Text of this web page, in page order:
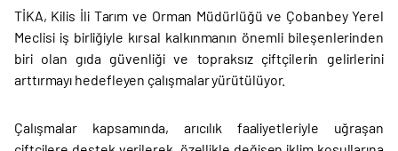
TİKA, Kilis İli Tarım ve Orman Müdürlüğü ve Çobanbey Yerel
Meclisi iş birliğiyle kırsal kalkınmanın önemli bileşenlerinden
biri olan gıda güvenliği ve topraksız çiftçilerin gelirlerini
arttırmayı hedefleyen çalışmalar yürütülüyor.
Çalışmalar kapsamında, arıcılık faaliyetleriyle uğraşan